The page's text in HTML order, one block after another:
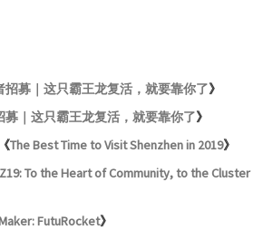
招募｜这只霸王龙复活，就要靠你了》
募｜这只霸王龙复活，就要靠你了》
The Best Time to Visit Shenzhen in 2019》
To the Heart of Community, to the Cluster
FutuRocket》